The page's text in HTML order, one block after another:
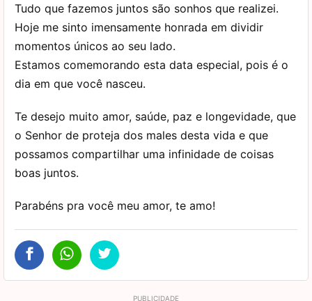
Tudo que fazemos juntos são sonhos que realizei.
Hoje me sinto imensamente honrada em dividir
momentos únicos ao seu lado.
Estamos comemorando esta data especial, pois é o
dia em que você nasceu.
Te desejo muito amor, saúde, paz e longevidade, que
o Senhor de proteja dos males desta vida e que
possamos compartilhar uma infinidade de coisas
boas juntos.
Parabéns pra você meu amor, te amo!